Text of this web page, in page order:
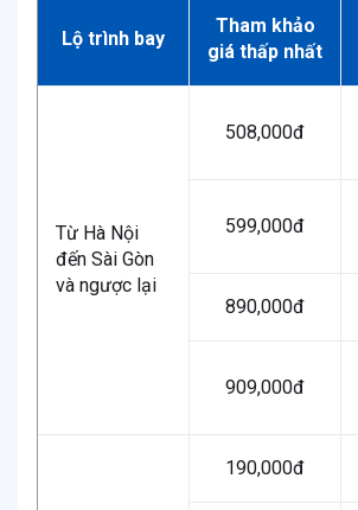
Lộ trình bay
Tham khảo
giá thấp nhất
Từ Hà Nội
đến Sài Gòn
và ngược lại
508,000đ
599,000đ
890,000đ
909,000đ
190,000đ